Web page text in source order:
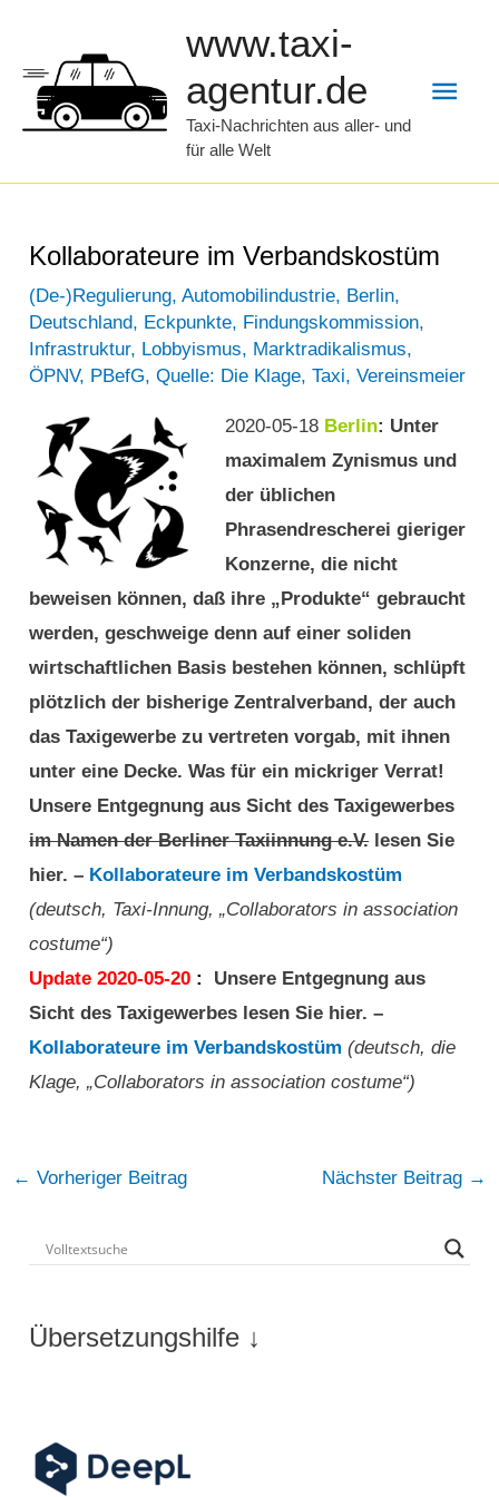
springen
www.taxi-
agentur.de
Taxi-Nachrichten aus aller- und
für alle Welt
Kollaborateure im Verbandskostüm
(De-)Regulierung,Automobilindustrie, Berlin,
Deutschland, Eckpunkte, Findungskommission,
Infrastruktur, Lobbyismus, Marktradikalismus,
ÖPNV, PBefG,Quelle: Die Klage,Taxi,Vereinsmeier
2020-05-18 Berlin: Unter
maximalem Zynismus und
der üblichen
Phrasendrescherei gieriger
Konzerne, die nicht
beweisen können, daß ihre „Produkte“ gebraucht
werden, geschweige denn auf einer soliden
wirtschaftlichen Basis bestehen können, schlüpft
plötzlich der bisherige Zentralverband, der auch
das Taxigewerbe zu vertreten vorgab, mit ihnen
unter eine Decke. Was für ein mickriger Verrat!
Unsere Entgegnung aus Sicht des Taxigewerbes
im Namen der Berliner Taxiinnung e.V.lesen Sie
hier. – Kollaborateure im Verbandskostüm
(deutsch, Taxi-Innung, „Collaborators in association
costume“)
Update 2020-05-20 :
Unsere Entgegnung aus
Sicht des Taxigewerbes lesen Sie hier. –
Kollaborateure im Verbandskostüm (deutsch, die
Klage, „Collaborators in association costume“)
Post
← Vorheriger Beitrag Nächster Beitrag →
Übersetzungshilfe ↓